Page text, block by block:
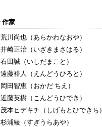
作家
荒川尚也（あらかわなおや）
井崎正治（いざきまさはる）
石田誠（いしだまこと）
遠藤裕人（えんどうひろと）
岡田智恵（おかだ ちえ）
近藤英樹（こんどうひでき）
茂本ヒデキチ（しげもとひできち）
杉浦綾（すぎうらあや）